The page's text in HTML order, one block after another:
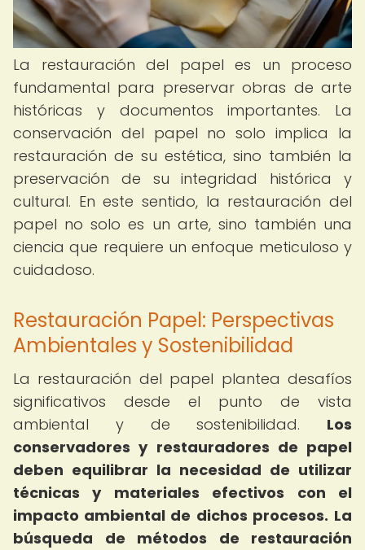
La restauración del papel es un proceso
fundamental para preservar obras de arte
históricas y documentos importantes. La
conservación del papel no solo implica la
restauración de su estética, sino también la
preservación de su integridad histórica y
cultural. En este sentido, la restauración del
papel no solo es un arte, sino también una
ciencia que requiere un enfoque meticuloso y
cuidadoso.
Restauración Papel: Perspectivas
Ambientales y Sostenibilidad
La restauración del papel plantea desafíos
significativos desde el punto de vista
ambiental y de sostenibilidad. Los
conservadores y restauradores de papel
deben equilibrar la necesidad de utilizar
técnicas y materiales efectivos con el
impacto ambiental de dichos procesos. La
búsqueda de métodos de restauración